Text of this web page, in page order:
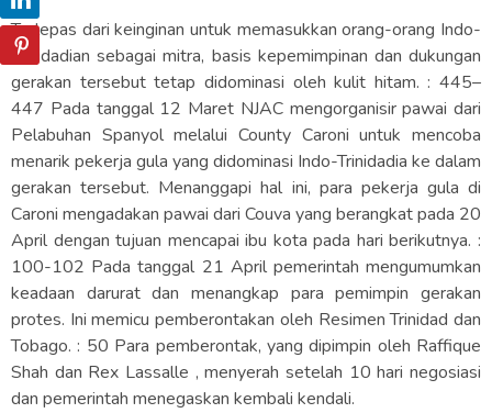
Terlepas dari keinginan untuk memasukkan orang-orang Indo-
Trinidadian sebagai mitra, basis kepemimpinan dan dukungan
gerakan tersebut tetap didominasi oleh kulit hitam. : 445–
447 Pada tanggal 12 Maret NJAC mengorganisir pawai dari
Pelabuhan Spanyol melalui County Caroni untuk mencoba
menarik pekerja gula yang didominasi Indo-Trinidadia ke dalam
gerakan tersebut. Menanggapi hal ini, para pekerja gula di
Caroni mengadakan pawai dari Couva yang berangkat pada 20
April dengan tujuan mencapai ibu kota pada hari berikutnya. :
100-102 Pada tanggal 21 April pemerintah mengumumkan
keadaan darurat dan menangkap para pemimpin gerakan
protes. Ini memicu pemberontakan oleh Resimen Trinidad dan
Tobago. : 50 Para pemberontak, yang dipimpin oleh Raffique
Shah dan Rex Lassalle , menyerah setelah 10 hari negosiasi
dan pemerintah menegaskan kembali kendali.